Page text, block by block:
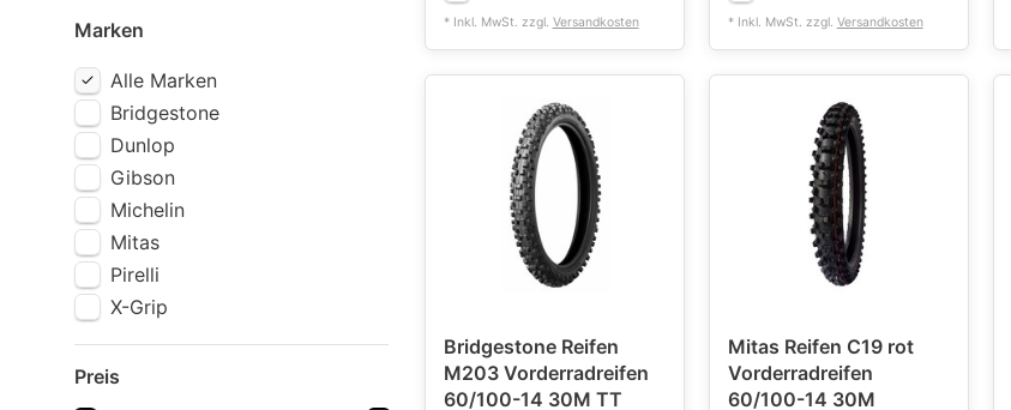
Marken
Alle Marken
Bridgestone
Dunlop
Gibson
Michelin
Mitas
Pirelli
X-Grip
Preis
* Inkl. MwSt. zzgl. Versandkosten * Inkl. MwSt. zzgl. Versandkosten
Bridgestone Reifen
M203 Vorderradreifen
60/100-14 30M TT
Mitas Reifen C19 rot
Vorderradreifen
60/100-14 30M